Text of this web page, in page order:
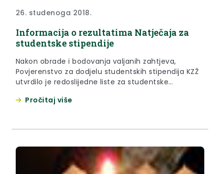
26. studenoga 2018.
Informacija o rezultatima Natječaja za
studentske stipendije
Nakon obrade i bodovanja valjanih zahtjeva,
Povjerenstvo za dodjelu studentskih stipendija KZŽ
utvrdilo je redoslijedne liste za studentske
zaključkom i koje se daju zainteresiranoj javnosti na
Pročitaj više